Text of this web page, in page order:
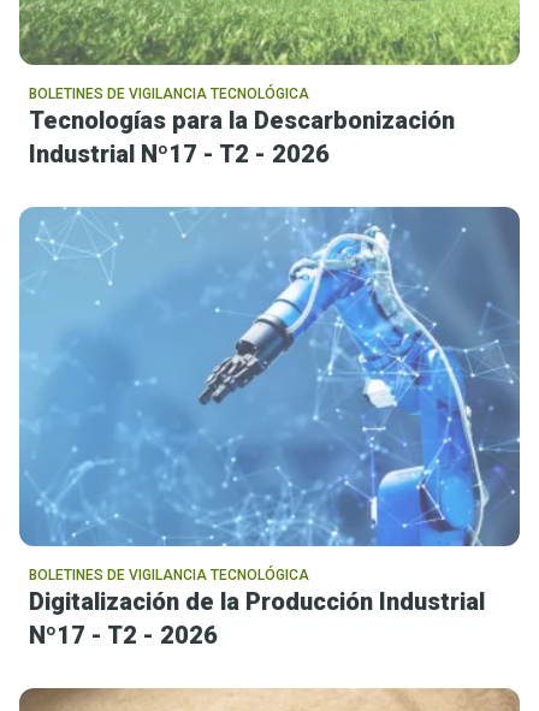
BOLETINES DE VIGILANCIA TECNOLÓGICA
Tecnologías para la Descarbonización
Industrial Nº17 - T2 - 2026
BOLETINES DE VIGILANCIA TECNOLÓGICA
Digitalización de la Producción Industrial
Nº17 - T2 - 2026